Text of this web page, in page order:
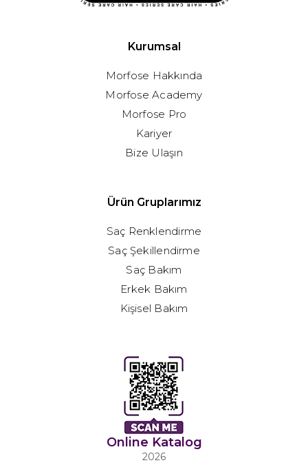
Kurumsal
Morfose Hakkında
Morfose Academy
Morfose Pro
Kariyer
Bize Ulaşın
Ürün Gruplarımız
Saç Renklendirme
Saç Şekillendirme
Saç Bakım
Erkek Bakım
Kişisel Bakım
Online Katalog
2026